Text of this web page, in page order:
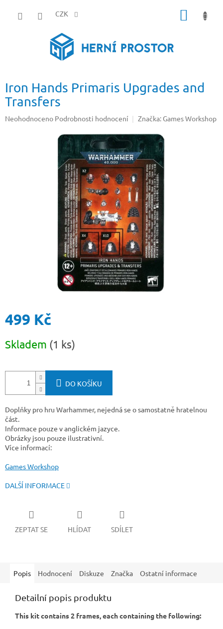
CZK
Iron Hands Primaris Upgrades and
Transfers
Průměrné
Neohodnoceno Podrobnosti hodnocení Značka: Games Workshop
499 Kč
cena:
Skladem (1 ks)
DO KOŠÍKU
Doplňky pro hru Warhammer, nejedná se o samostatně hratelnou
část.
Informace pouze v anglickém jazyce.
Obrázky jsou pouze ilustrativní.
Více informací:
Games Workshop
DALŠÍ INFORMACE
ZEPTAT SE HLÍDAT SDÍLET
Popis Hodnocení Diskuze Značka Ostatní informace
Detailní popis produktu
This kit contains 2 frames, each containing the following: